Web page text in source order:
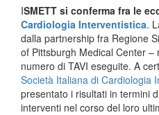
ISMETT si conferma fra le
Cardiologia Interventistica.
dalla partnership fra Regione
of Pittsburgh Medical Center –
numero di TAVI eseguite. A
Società Italiana di Cardiologia
presentato i risultati in termini
interventi nel corso del loro